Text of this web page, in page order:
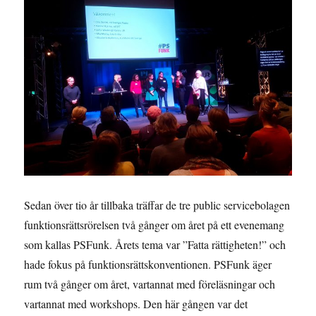
Sedan över tio år tillbaka träffar de tre public servicebolagen
funktionsrättsrörelsen två gånger om året på ett evenemang
som kallas PSFunk. Årets tema var ”Fatta rättigheten!” och
hade fokus på funktionsrättskonventionen. PSFunk äger
rum två gånger om året, vartannat med föreläsningar och
vartannat med workshops. Den här gången var det